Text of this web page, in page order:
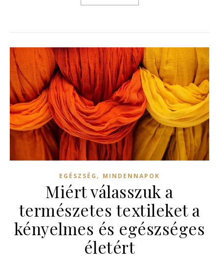
EGÉSZSÉG , MINDENNAPOK
Miért válasszuk a
természetes textileket a
kényelmes és egészséges
életért